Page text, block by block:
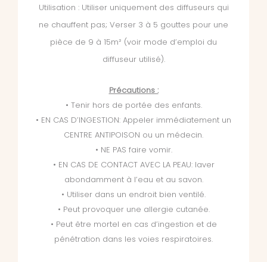
Utilisation : Utiliser uniquement des diffuseurs qui
ne chauffent pas; Verser 3 à 5 gouttes pour une
pièce de 9 à 15m² (voir mode d’emploi du
diffuseur utilisé).
Précautions :
• Tenir hors de portée des enfants.
• EN CAS D’INGESTION: Appeler immédiatement un
CENTRE ANTIPOISON ou un médecin.
• NE PAS faire vomir.
• EN CAS DE CONTACT AVEC LA PEAU: laver
abondamment à l’eau et au savon.
• Utiliser dans un endroit bien ventilé.
• Peut provoquer une allergie cutanée.
• Peut être mortel en cas d’ingestion et de
pénétration dans les voies respiratoires.